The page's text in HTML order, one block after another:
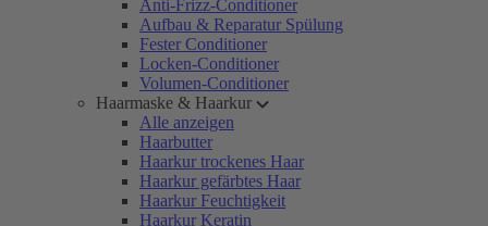
Anti-Frizz-Conditioner
Aufbau & Reparatur Spülung
Fester Conditioner
Locken-Conditioner
Volumen-Conditioner
Haarmaske & Haarkur
Alle anzeigen
Haarbutter
Haarkur trockenes Haar
Haarkur gefärbtes Haar
Haarkur Feuchtigkeit
Haarkur Keratin